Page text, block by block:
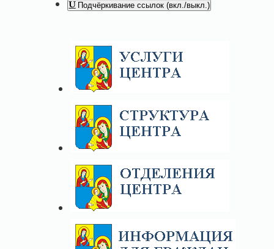
Подчёркивание ссылок (вкл./выкл.)